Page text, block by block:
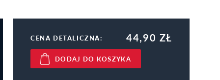
CENA DETALICZNA: 44,90 ZŁ
DODAJ DO KOSZYKA